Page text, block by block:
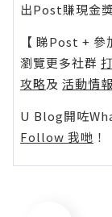
出Post賺現金
【 睇Post + 參
瀏覽更多社群
攻略及 活動情報
U Blog開咗
Follow 我哋 ！